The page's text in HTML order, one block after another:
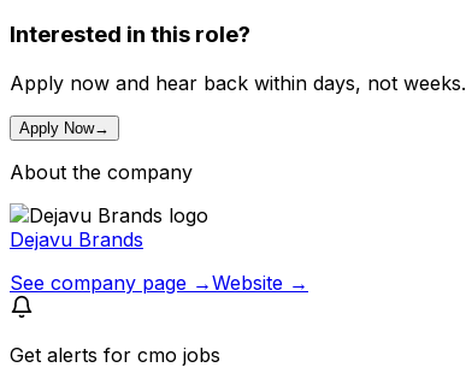
Interested in this role?
Apply now and hear back within days, not weeks.
Apply Now→
About the company
Dejavu Brands
See company page →Website →
Get alerts for cmo jobs